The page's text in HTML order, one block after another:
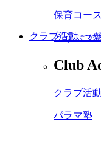
保育コース
どうぶつ
クラブ活動・
Club
クラブ活動
パラマ塾